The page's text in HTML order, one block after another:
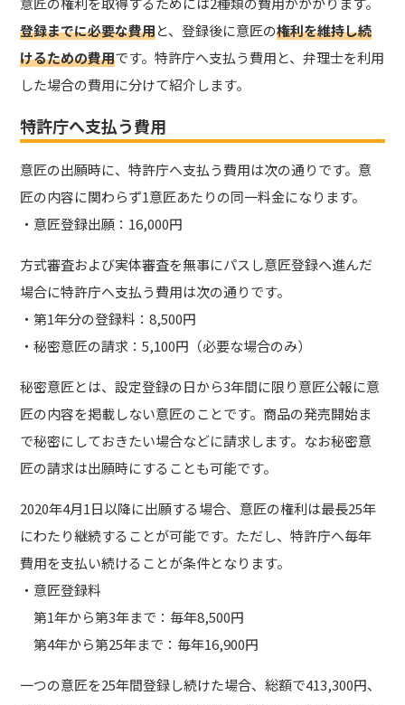
登録までに必要な費用と、登録後に意匠の権利を維持し続
けるための費用です。特許庁へ支払う費用と、弁理士を利用
した場合の費用に分けて紹介します。
特許庁へ支払う費用
意匠の出願時に、特許庁へ支払う費用は次の通りです。意
匠の内容に関わらず1意匠あたりの同一料金になります。
・意匠登録出願：16,000円
方式審査および実体審査を無事にパスし意匠登録へ進んだ
場合に特許庁へ支払う費用は次の通りです。
・第1年分の登録料：8,500円
・秘密意匠の請求：5,100円（必要な場合のみ）
秘密意匠とは、設定登録の日から3年間に限り意匠公報に意
匠の内容を掲載しない意匠のことです。商品の発売開始ま
で秘密にしておきたい場合などに請求します。なお秘密意
匠の請求は出願時にすることも可能です。
2020年4月1日以降に出願する場合、意匠の権利は最長25年
にわたり継続することが可能です。ただし、特許庁へ毎年
費用を支払い続けることが条件となります。
・意匠登録料
第1年から第3年まで：毎年8,500円
第4年から第25年まで：毎年16,900円
一つの意匠を25年間登録し続けた場合、総額で413,300円、